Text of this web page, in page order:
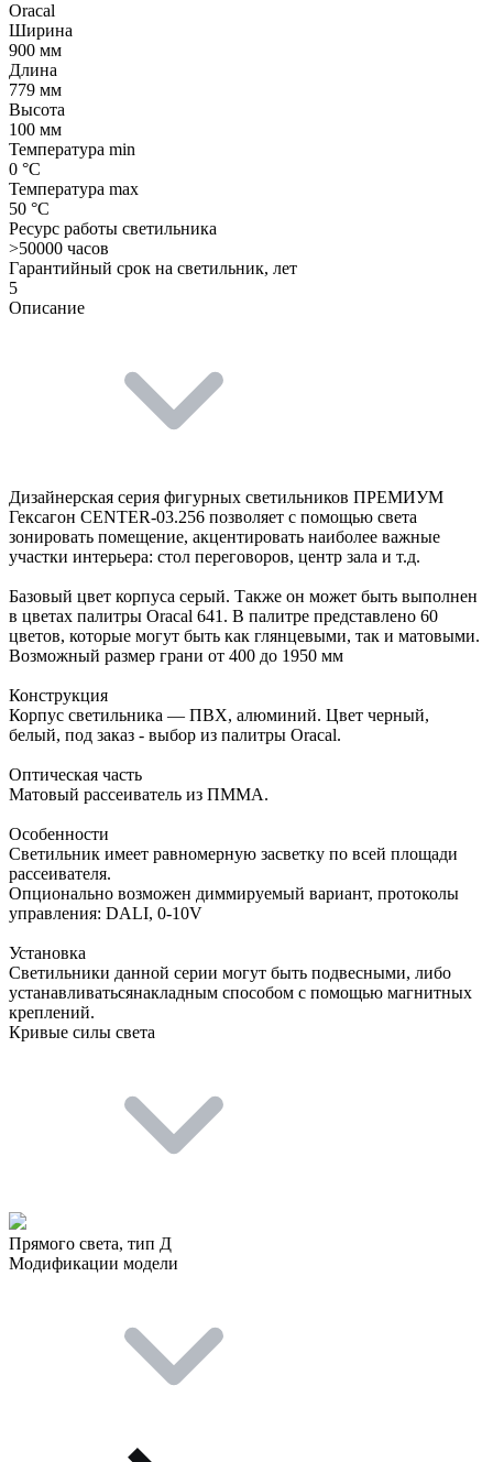
Oracal
Ширина
900 мм
Длина
779 мм
Высота
100 мм
Температура min
0 °C
Температура max
50 °C
Ресурс работы светильника
>50000 часов
Гарантийный срок на светильник, лет
5
Описание
Дизайнерская серия фигурных светильников ПРЕМИУМ
Гексагон CENTER-03.256 позволяет с помощью света
зонировать помещение, акцентировать наиболее важные
участки интерьера: стол переговоров, центр зала и т.д.
Базовый цвет корпуса серый. Также он может быть выполнен
в цветах палитры Oracal 641. В палитре представлено 60
цветов, которые могут быть как глянцевыми, так и матовыми.
Возможный размер грани от 400 до 1950 мм
Конструкция
Корпус светильника — ПВХ, алюминий. Цвет черный,
белый, под заказ - выбор из палитры Oracal.
Оптическая часть
Матовый рассеиватель из ПММА.
Особенности
Светильник имеет равномерную засветку по всей площади
рассеивателя.
Опционально возможен диммируемый вариант, протоколы
управления: DALI, 0-10V
Установка
Светильники данной серии могут быть подвесными, либо
устанавливатьсянакладным способом с помощью магнитных
креплений.
Кривые силы света
Прямого света, тип Д
Модификации модели